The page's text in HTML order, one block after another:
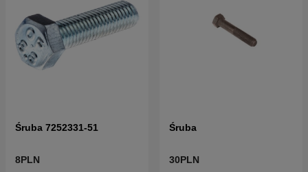
Śruba 7252331-51
8PLN
Śruba
30PLN